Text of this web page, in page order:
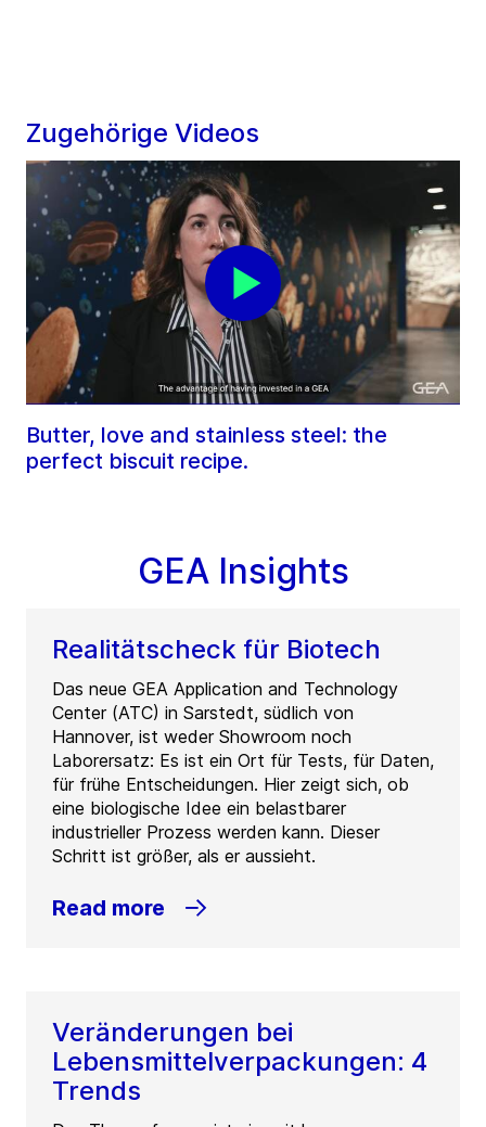
Zugehörige Videos
Butter, love and stainless steel: the
perfect biscuit recipe.
GEA Insights
Realitätscheck für Biotech
Das neue GEA Application and Technology
Center (ATC) in Sarstedt, südlich von
Hannover, ist weder Showroom noch
Laborersatz: Es ist ein Ort für Tests, für Daten,
für frühe Entscheidungen. Hier zeigt sich, ob
eine biologische Idee ein belastbarer
industrieller Prozess werden kann. Dieser
Schritt ist größer, als er aussieht.
Read more
Veränderungen bei
Lebensmittelverpackungen: 4
Trends